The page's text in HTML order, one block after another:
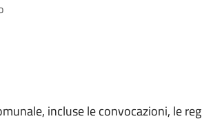
incluse le convocazioni, le